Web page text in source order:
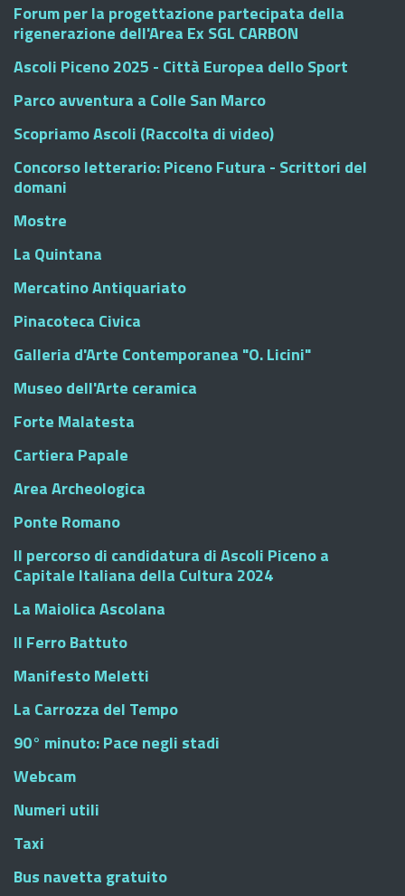
Forum per la progettazione partecipata della
rigenerazione dell'Area Ex SGL CARBON
Ascoli Piceno 2025 - Città Europea dello Sport
Parco avventura a Colle San Marco
Scopriamo Ascoli (Raccolta di video)
Concorso letterario: Piceno Futura - Scrittori del
domani
Mostre
La Quintana
Mercatino Antiquariato
Pinacoteca Civica
Galleria d'Arte Contemporanea "O. Licini"
Museo dell'Arte ceramica
Forte Malatesta
Cartiera Papale
Area Archeologica
Ponte Romano
Il percorso di candidatura di Ascoli Piceno a
Capitale Italiana della Cultura 2024
La Maiolica Ascolana
Il Ferro Battuto
Manifesto Meletti
La Carrozza del Tempo
90° minuto: Pace negli stadi
Webcam
Numeri utili
Taxi
Bus navetta gratuito